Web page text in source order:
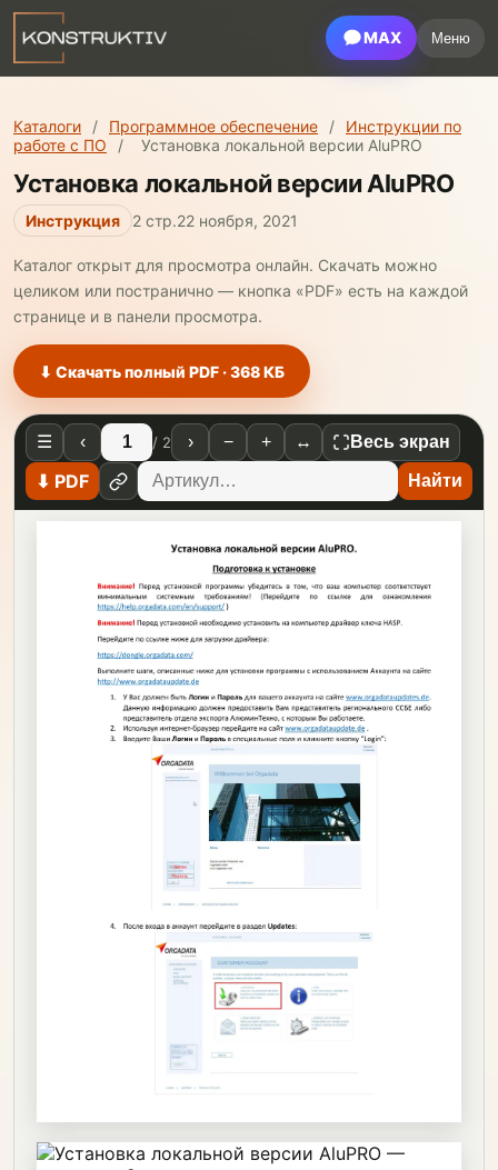
MAX Меню
Каталоги / Программное обеспечение /
Инструкции по
работе с ПО
/ Установка локальной версии AluPRO
Установка локальной версии AluPRO
Инструкция 2 стр.22 ноября, 2021
Каталог открыт для просмотра онлайн. Скачать можно
целиком или постранично — кнопка «PDF» есть на каждой
странице и в панели просмотра.
⬇ Скачать полный PDF · 368 КБ
☰ ‹ / 2 › − + ↔ Весь экран
⬇ PDF Найти